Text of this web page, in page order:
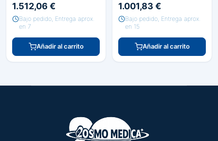
1.512,06 €
Bajo pedido, Entrega aprox.
en 7
Añadir al carrito
1.001,83 €
Bajo pedido, Entrega aprox.
en 15
Añadir al carrito